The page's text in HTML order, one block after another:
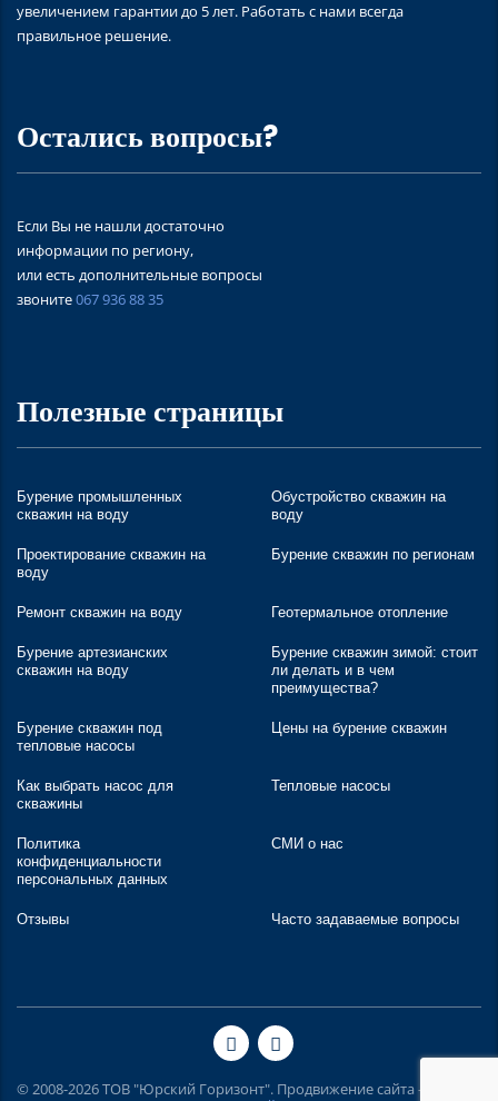
увеличением гарантии до 5 лет. Работать с нами всегда
правильное решение.
Остались вопросы?
Если Вы не нашли достаточно
информации по региону,
или есть дополнительные вопросы
звоните067 936 88 35
Полезные страницы
Бурение промышленных
скважин на воду
Обустройство скважин на
воду
Проектирование скважин на
воду
Бурение скважин по регионам
Ремонт скважин на воду Геотермальное отопление
Бурение артезианских
скважин на воду
Бурение скважин зимой: стоит
ли делать и в чем
преимущества?
Бурение скважин под
тепловые насосы
Цены на бурение скважин
Как выбрать насос для
скважины
Тепловые насосы
Политика
конфиденциальности
персональных данных
СМИ о нас
Отзывы Часто задаваемые вопросы
© 2008-2026 ТОВ "Юрский Горизонт". Продвижение сайта -